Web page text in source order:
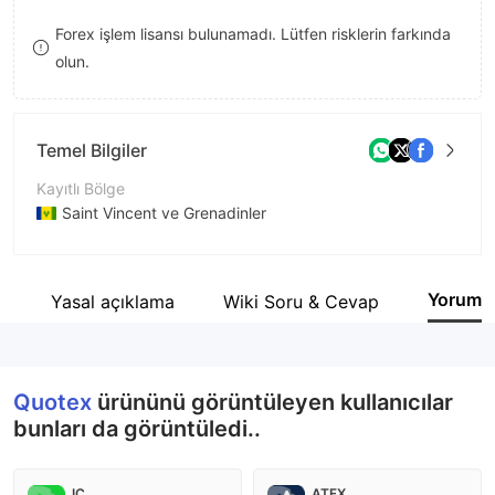
8
9
9
Forex işlem lisansı bulunamadı. Lütfen risklerin farkında
olun.
Temel Bilgiler
Kayıtlı Bölge
Saint Vincent ve Grenadinler
Şirket Adı
Yasal açıklama Wiki Soru & Cevap Yorum
Quotex ürününü görüntüleyen kullanıcılar
bunları da görüntüledi..